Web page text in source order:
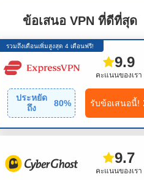
ข้อเสนอ VPN ที่ดีที่สุด
รวมถึงเดือนเพิ่มสูงสุด 4 เดือนฟรี!
คะแนนของเรา
9.9
ประหยัด
ถึง
80% รับข้อเสนอนี้!
คะแนนของเรา
9.7